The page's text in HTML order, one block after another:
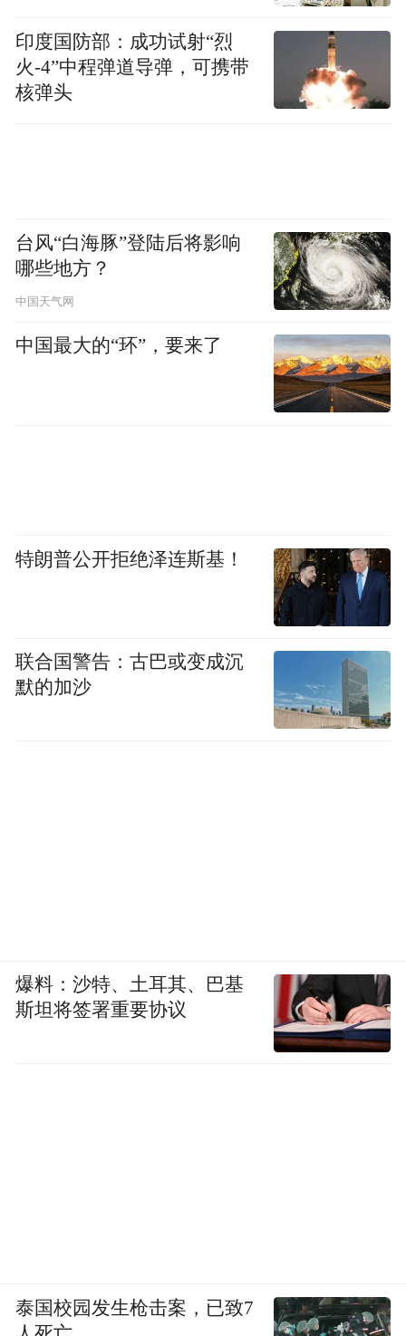
印度国防部：成功试射“烈
火-4”中程弹道导弹，可携带
核弹头
台风“白海豚”登陆后将影响
哪些地方？
中国天气网
中国最大的“环”，要来了
特朗普公开拒绝泽连斯基！
联合国警告：古巴或变成沉
默的加沙
爆料：沙特、土耳其、巴基
斯坦将签署重要协议
泰国校园发生枪击案，已致7